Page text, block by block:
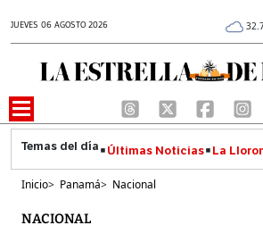
JUEVES 06 AGOSTO 2026
Últimas Noticias La
Inicio> Panamá> Nacional
NACIONAL